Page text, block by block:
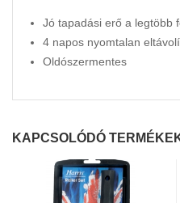
Jó tapadási erő a legtöbb
4 napos nyomtalan
Oldószermentes
KAPCSOLÓDÓ